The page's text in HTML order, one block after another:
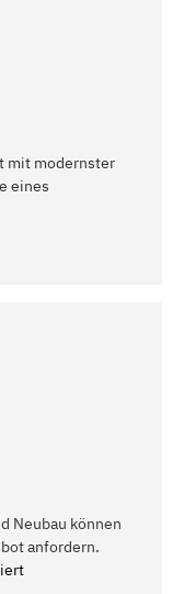
mit modernster
eines
Neubau können
anfordern.